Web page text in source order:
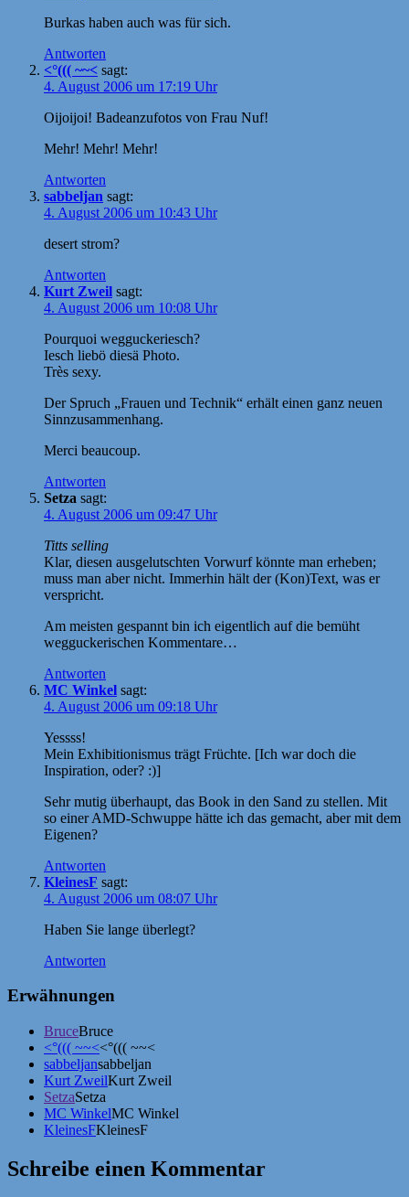
Burkas haben auch was für sich.
Antworten
<°((( ~~< sagt:
4. August 2006 um 17:19 Uhr
Oijoijoi! Badeanzufotos von Frau Nuf!
Mehr! Mehr! Mehr!
Antworten
sabbeljan sagt:
4. August 2006 um 10:43 Uhr
desert strom?
Antworten
Kurt Zweil sagt:
4. August 2006 um 10:08 Uhr
Pourquoi wegguckeriesch?
Iesch liebö diesä Photo.
Très sexy.
Der Spruch „Frauen und Technik“ erhält einen ganz neuen
Sinnzusammenhang.
Merci beaucoup.
Antworten
Setza sagt:
4. August 2006 um 09:47 Uhr
Titts selling
Klar, diesen ausgelutschten Vorwurf könnte man erheben;
muss man aber nicht. Immerhin hält der (Kon)Text, was er
verspricht.
Am meisten gespannt bin ich eigentlich auf die bemüht
wegguckerischen Kommentare…
Antworten
MC Winkel sagt:
4. August 2006 um 09:18 Uhr
Yessss!
Mein Exhibitionismus trägt Früchte. [Ich war doch die
Inspiration, oder? :)]
Sehr mutig überhaupt, das Book in den Sand zu stellen. Mit
so einer AMD-Schwuppe hätte ich das gemacht, aber mit dem
Eigenen?
Antworten
KleinesF sagt:
4. August 2006 um 08:07 Uhr
Haben Sie lange überlegt?
Antworten
Erwähnungen
BruceBruce
<°((( ~~<<°((( ~~<
sabbeljansabbeljan
Kurt ZweilKurt Zweil
SetzaSetza
MC WinkelMC Winkel
KleinesFKleinesF
Schreibe einen Kommentar